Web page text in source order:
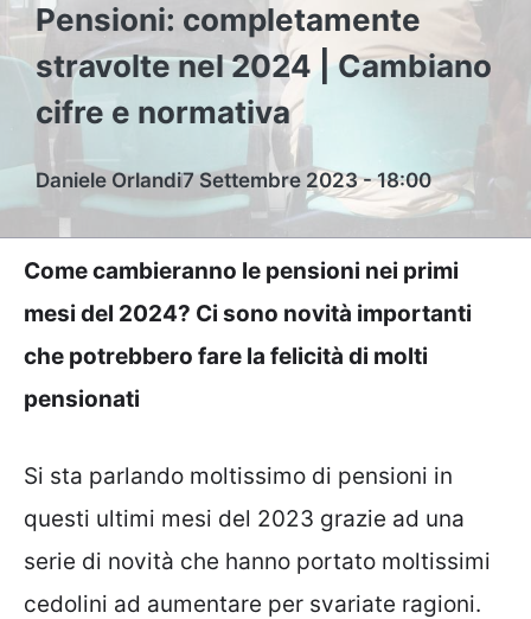
Pensioni: completamente
stravolte nel 2024 | Cambiano
cifre e normativa
Daniele Orlandi7 Settembre 2023 - 18:00
Come cambieranno le pensioni nei primi
mesi del 2024? Ci sono novità importanti
che potrebbero fare la felicità di molti
pensionati
Si sta parlando moltissimo di pensioni in
questi ultimi mesi del 2023 grazie ad una
serie di novità che hanno portato moltissimi
cedolini ad aumentare per svariate ragioni.